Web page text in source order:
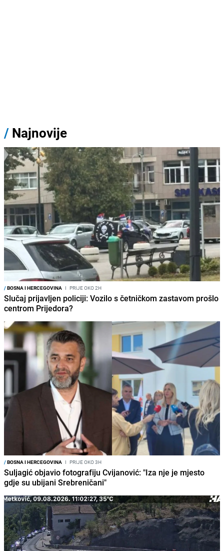
/ Najnovije
/BOSNA I HERCEGOVINA I PRIJE OKO 2H
Slučaj prijavljen policiji: Vozilo s četničkom zastavom prošlo
centrom Prijedora?
/BOSNA I HERCEGOVINA I PRIJE OKO 3H
Suljagić objavio fotografiju Cvijanović: "Iza nje je mjesto
gdje su ubijani Srebreničani"